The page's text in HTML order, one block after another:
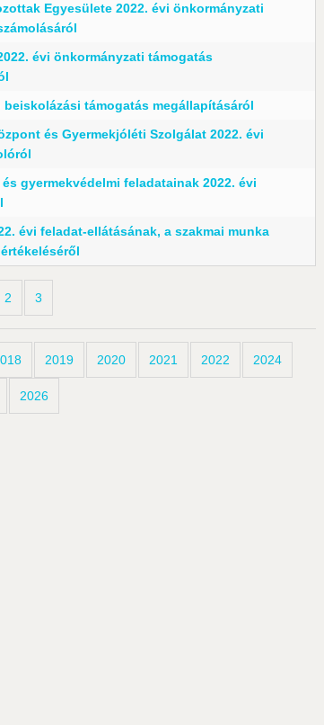
Egyesülete 2022. évi önkormányzati
évi önkormányzati támogatás
beiskolázási támogatás megállapításáról
és Gyermekjóléti Szolgálat 2022. évi
gyermekvédelmi feladatainak 2022. évi
évi feladat-ellátásának, a szakmai munka
2 3
2019 2020 2021 2022 2024
2026